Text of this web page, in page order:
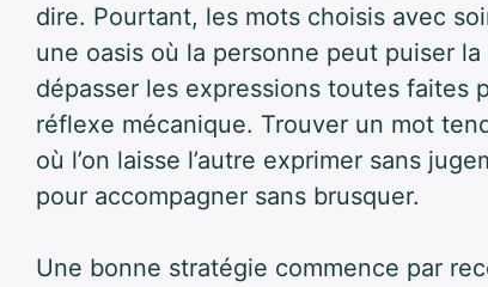
dire. Pourtant, les mots choisis avec
une oasis où la personne peut puiser
dépasser les expressions toutes faites
réflexe mécanique. Trouver un mot
où l’on laisse l’autre exprimer sans
pour accompagner sans brusquer.
Une bonne stratégie commence par